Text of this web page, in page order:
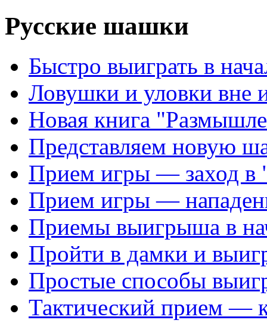
Русские шашки
Быстро выиграть в
Ловушки и уловки вне
Новая книга
Представляем новую
Прием игры — заход в
Прием игры —
Приемы выигрыша в
Пройти в дамки и
Простые способы
Тактический прием —